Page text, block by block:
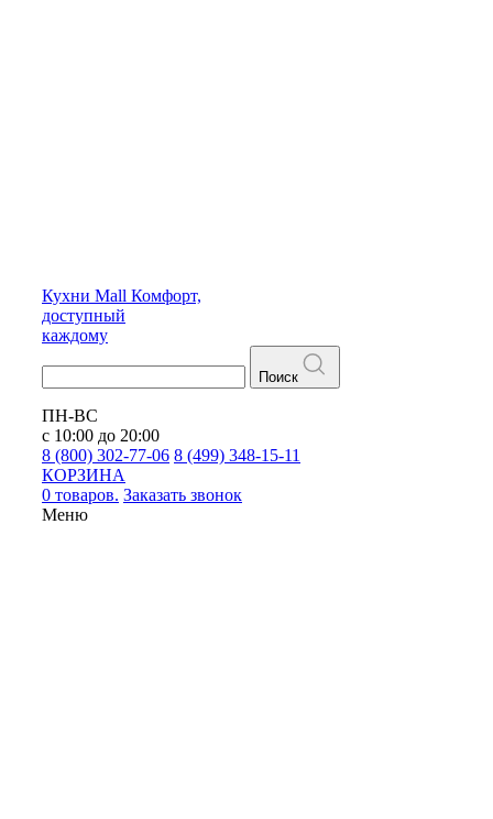
Кухни Mall Комфорт,
доступный
каждому
Поиск
ПН-ВС
с 10:00 до 20:00
8 (800) 302-77-06 8 (499) 348-15-11
КОРЗИНА
0 товаров. Заказать звонок
Меню